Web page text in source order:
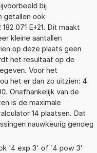
bij
getallen ook
071 E+21. Dit maakt
kleine aantallen
op deze plaats geen
het resultaat op de
Voor het
het er dan zo uitzien: 4
Onafhankelijk van de
is de maximale
14 plaatsen. Dat
nauwkeurig genoeg
'4 exp 3' of '4 pow 3'